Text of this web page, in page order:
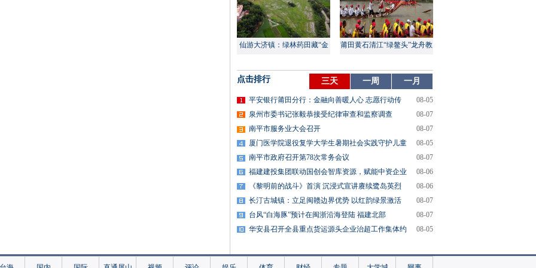
仙游大济镇：绿林药田藏“金
莆田黄石清江“绿鳌头”龙舟教
点击排行 三天 一周 一月
平安银行莆田分行：金融向善暖人心 志愿行动传
08-05
泉州市委书记张毅恭接受纪律审查和监察调查
08-07
南平市服务业大会召开
08-07
厦门医学院退役复学大学生暑期社会实践守护儿童
08-05
南平市政府召开第78次常务会议
08-07
福建建投集团联动国创会智库资源，赋能中资企业
08-06
《黎明前的战斗》首演 沉浸式宣讲赓续鹭岛英烈
08-06
长汀古城镇：立足闽赣边界优势 以红韵绿景激活
08-07
台风“白海豚”预计在闽浙沿海登陆 福建北部
08-07
华安县召开全县重点货运源头企业治超工作集体约
08-05